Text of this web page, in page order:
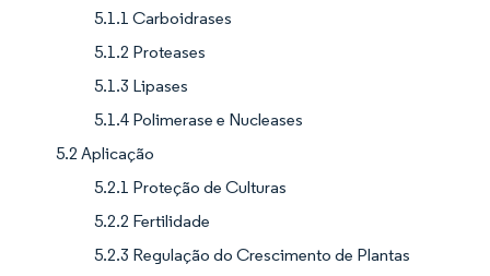
5.1.1 Carboidrases
5.1.2 Proteases
5.1.3 Lipases
5.1.4 Polimerase e Nucleases
5.2 Aplicação
5.2.1 Proteção de Culturas
5.2.2 Fertilidade
5.2.3 Regulação do Crescimento de Plantas